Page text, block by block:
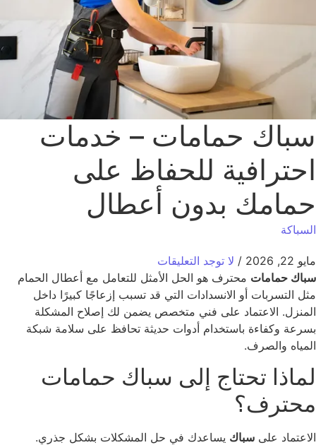
حمامات – خدمات
للحفاظ على
بدون أعطال
2026
/ لا توجد التعليقات
حماماتمحترف هو الحل الأمثل للتعامل مع أعطال الحمام
التسربات أو الانسدادات التي قد تسبب إزعاجًا كبيرًا داخل
الاعتماد على فني متخصص يضمن لك إصلاح المشكلة
وكفاءة باستخدام أدوات حديثة تحافظ على سلامة شبكة
والصرف.
تحتاج إلى سباك حمامات
على سباكيساعدك في حل المشكلات بشكل جذري.